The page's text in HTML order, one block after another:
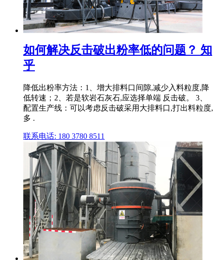
如何解决反击破出粉率低的问题？ 知
乎
降低出粉率方法：1、增大排料口间隙,减少入料粒度,降
低转速；2、若是软岩石灰石,应选择单端 反击破。 3、
配置生产线：可以考虑反击破采用大排料口,打出料粒度,
多 .
联系电话: 180 3780 8511